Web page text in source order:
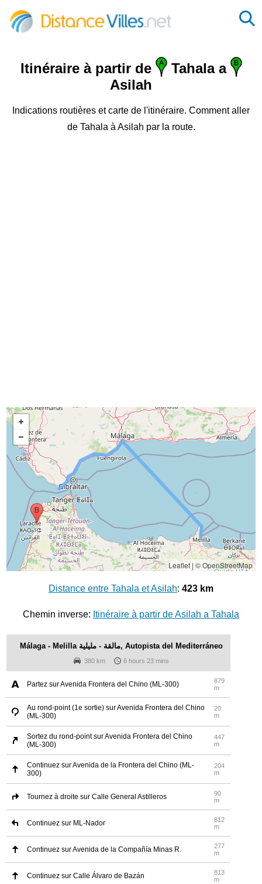
Itinéraire à partir de
Tahala a
Asilah
Indications routières et carte de l'itinéraire. Comment aller
de Tahala à Asilah par la route.
Leaflet|© OpenStreetMap
Distance entre Tahala et Asilah: 423 km
Chemin inverse: Itinéraire à partir de Asilah a Tahala
Málaga - Melilla مالقة - مليلية, Autopista del Mediterráneo
380 km 6 hours 23 mins
Partez sur Avenida Frontera del Chino (ML-300)
879
m
Au rond-point (1e sortie) sur Avenida Frontera del Chino
(ML-300)
20
m
Sortez du rond-point sur Avenida Frontera del Chino
(ML-300)
447
m
Continuez sur Avenida de la Frontera del Chino (ML-
300)
204
m
Tournez à droite sur Calle General Astilleros
90
m
Continuez sur ML-Nador
812
m
Continuez sur Avenida de la Compañía Minas R.
277
m
Continuez sur Calle Álvaro de Bazán
813
m